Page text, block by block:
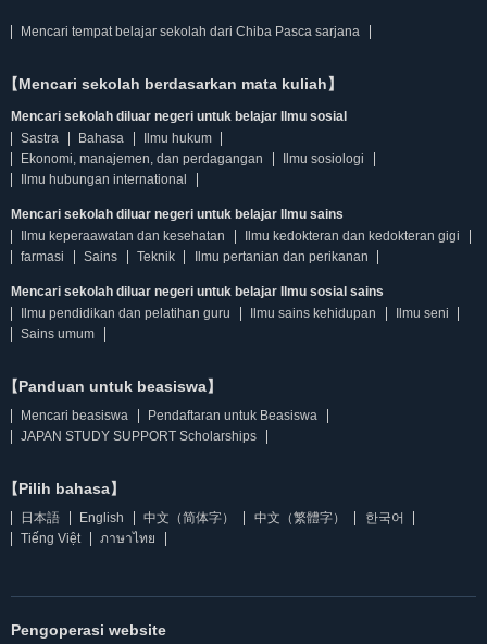
Mencari tempat belajar sekolah dari Chiba Pasca sarjana
【Mencari sekolah berdasarkan mata kuliah】
Mencari sekolah diluar negeri untuk belajar Ilmu sosial
Sastra
Bahasa
Ilmu hukum
Ekonomi, manajemen, dan perdagangan
Ilmu sosiologi
Ilmu hubungan international
Mencari sekolah diluar negeri untuk belajar Ilmu sains
Ilmu keperaawatan dan kesehatan
Ilmu kedokteran dan kedokteran gigi
farmasi
Sains Teknik Ilmu pertanian dan perikanan
Mencari sekolah diluar negeri untuk belajar Ilmu sosial sains
Ilmu pendidikan dan pelatihan guru
Ilmu sains kehidupan
Ilmu seni
Sains umum
【Panduan untuk beasiswa】
Mencari beasiswa
Pendaftaran untuk Beasiswa
JAPAN STUDY SUPPORT Scholarships
【Pilih bahasa】
日本語 English 中文（简体字） 中文（繁體字）
한국어
Tiếng Việt
ภาษาไทย
Pengoperasi website